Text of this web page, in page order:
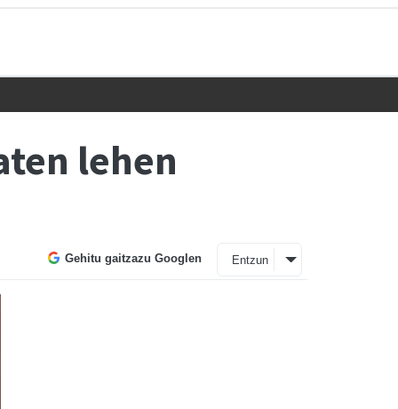
lehen
Gehitu gaitzazu Googlen Entzun